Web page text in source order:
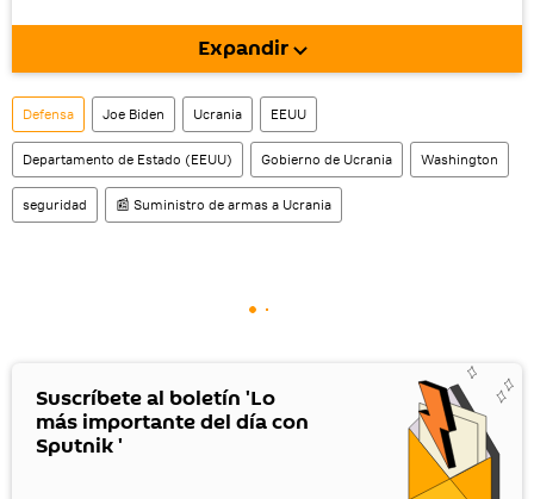
móvil (¡solo para Android!).
También tenemos una cuenta en la red
social rusa VK .
Expandir
Defensa Joe Biden Ucrania EEUU
Departamento de Estado (EEUU) Gobierno de Ucrania Washington
seguridad 📰 Suministro de armas a Ucrania
Suscríbete al boletín 'Lo
más importante del día con
Sputnik '